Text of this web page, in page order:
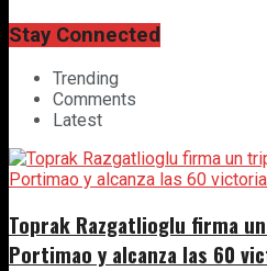
Stay Connected
Trending
Comments
Latest
Toprak Razgatlioglu firma
Portimao y alcanza las 60